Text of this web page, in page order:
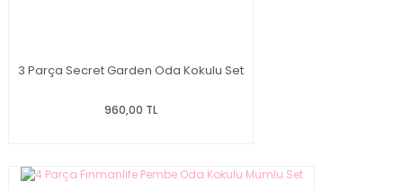
3 Parça Secret Garden Oda Kokulu Set
960,00 TL